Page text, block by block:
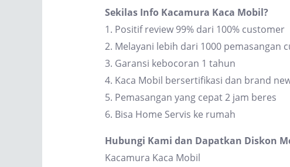
Sekilas Info Kacamura Kaca Mobil?
1. Positif review 99% dari 100% customer
2. Melayani lebih dari 1000 pemasangan
3. Garansi kebocoran 1 tahun
4. Kaca Mobil bersertifikasi dan brand
5. Pemasangan yang cepat 2 jam beres
6. Bisa Home Servis ke rumah
Hubungi Kami dan Dapatkan Diskon
Kacamura Kaca Mobil